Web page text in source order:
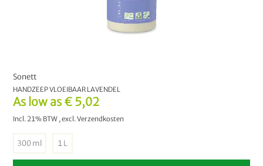
As low as € 5,02
Incl. 21% BTW ,excl.Verzendkosten
300 ml 1 L
Sonett
HANDZEEP VLOEIBAAR LAVENDEL